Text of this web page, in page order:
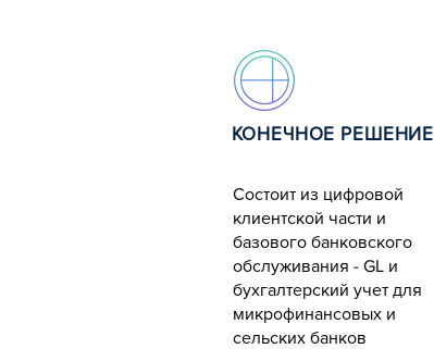
КОНЕЧНОЕ РЕШЕНИЕ
Состоит из цифровой
клиентской части и
базового банковского
обслуживания - GL и
бухгалтерский учет для
микрофинансовых и
сельских банков